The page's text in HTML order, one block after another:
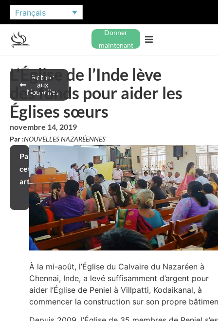
Français
Donner
maintenant
Retour
aux
Nouvelles
L’Église de l’Inde lève
des fonds pour aider les
Églises sœurs
novembre 14, 2019
Par :NOUVELLES NAZARÉENNES
Partager
cet
article
À la mi-août, l’Église du Calvaire du Nazaréen à
Chennai, Inde, a levé suffisamment d’argent pour
aider l’Église de Peniel à Villpatti, Kodaikanal, à
commencer la construction sur son propre